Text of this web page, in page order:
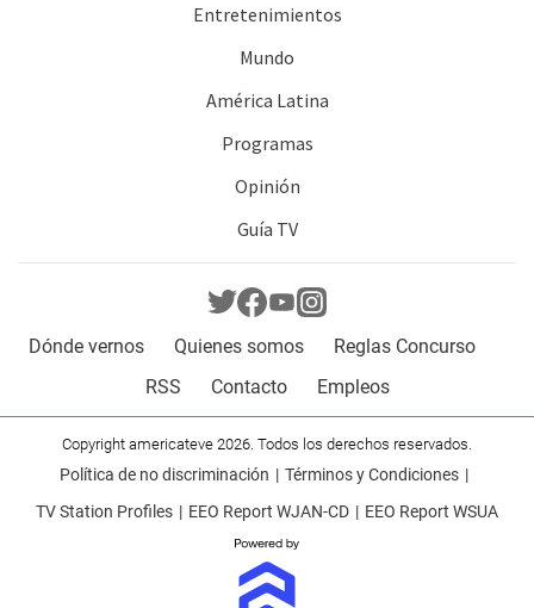
Entretenimientos
Mundo
América Latina
Programas
Opinión
Guía TV
Dónde vernos Quienes somos
Reglas Concurso
RSS
Contacto Empleos
Copyright americateve 2026. Todos los derechos reservados.
Política de no discriminación
Términos y Condiciones
TV Station Profiles
EEO Report WJAN-CD EEO Report WSUA